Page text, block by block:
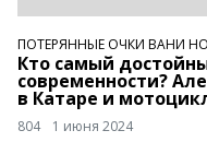
ПОТЕРЯННЫЕ ОЧКИ ВАНИ
Кто самый
современности?
в Катаре и
804 1 июня 2024